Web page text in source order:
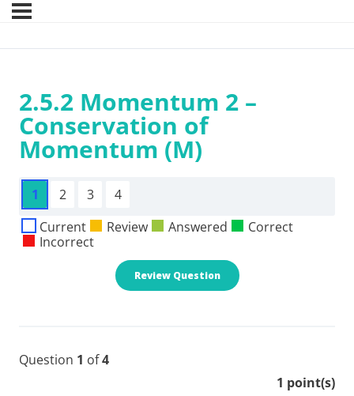
2.5.2 Momentum 2 –
Conservation of
Momentum (M)
1 2 3
4
Current
Review Answered
Correct
Incorrect
Question 1 of4
1 point(s)